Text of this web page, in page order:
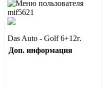
Das Auto - Golf 6+12г.
Доп. информация